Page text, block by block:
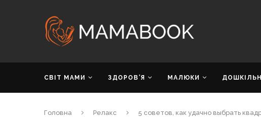
СВІТ МАМИ ЗДОРОВ’Я МАЛЮКИ
Головна Релакс 5 советов, как удачно выбрать